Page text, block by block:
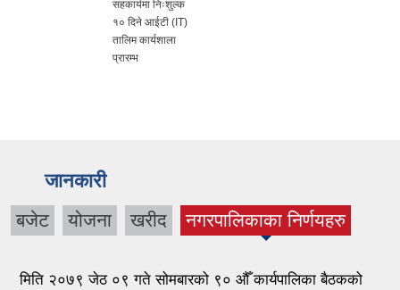
सहकार्यमा निःशुल्क
१० दिने आईटी (IT)
तालिम कार्यशाला
प्रारम्भ
जानकारी
बजेट योजना खरीद नगरपालिकाका निर्णयहरु
(active tab)
मिति २०७९ जेठ ०९ गते सोमबारको ९० औँ कार्यपालिका बैठकको